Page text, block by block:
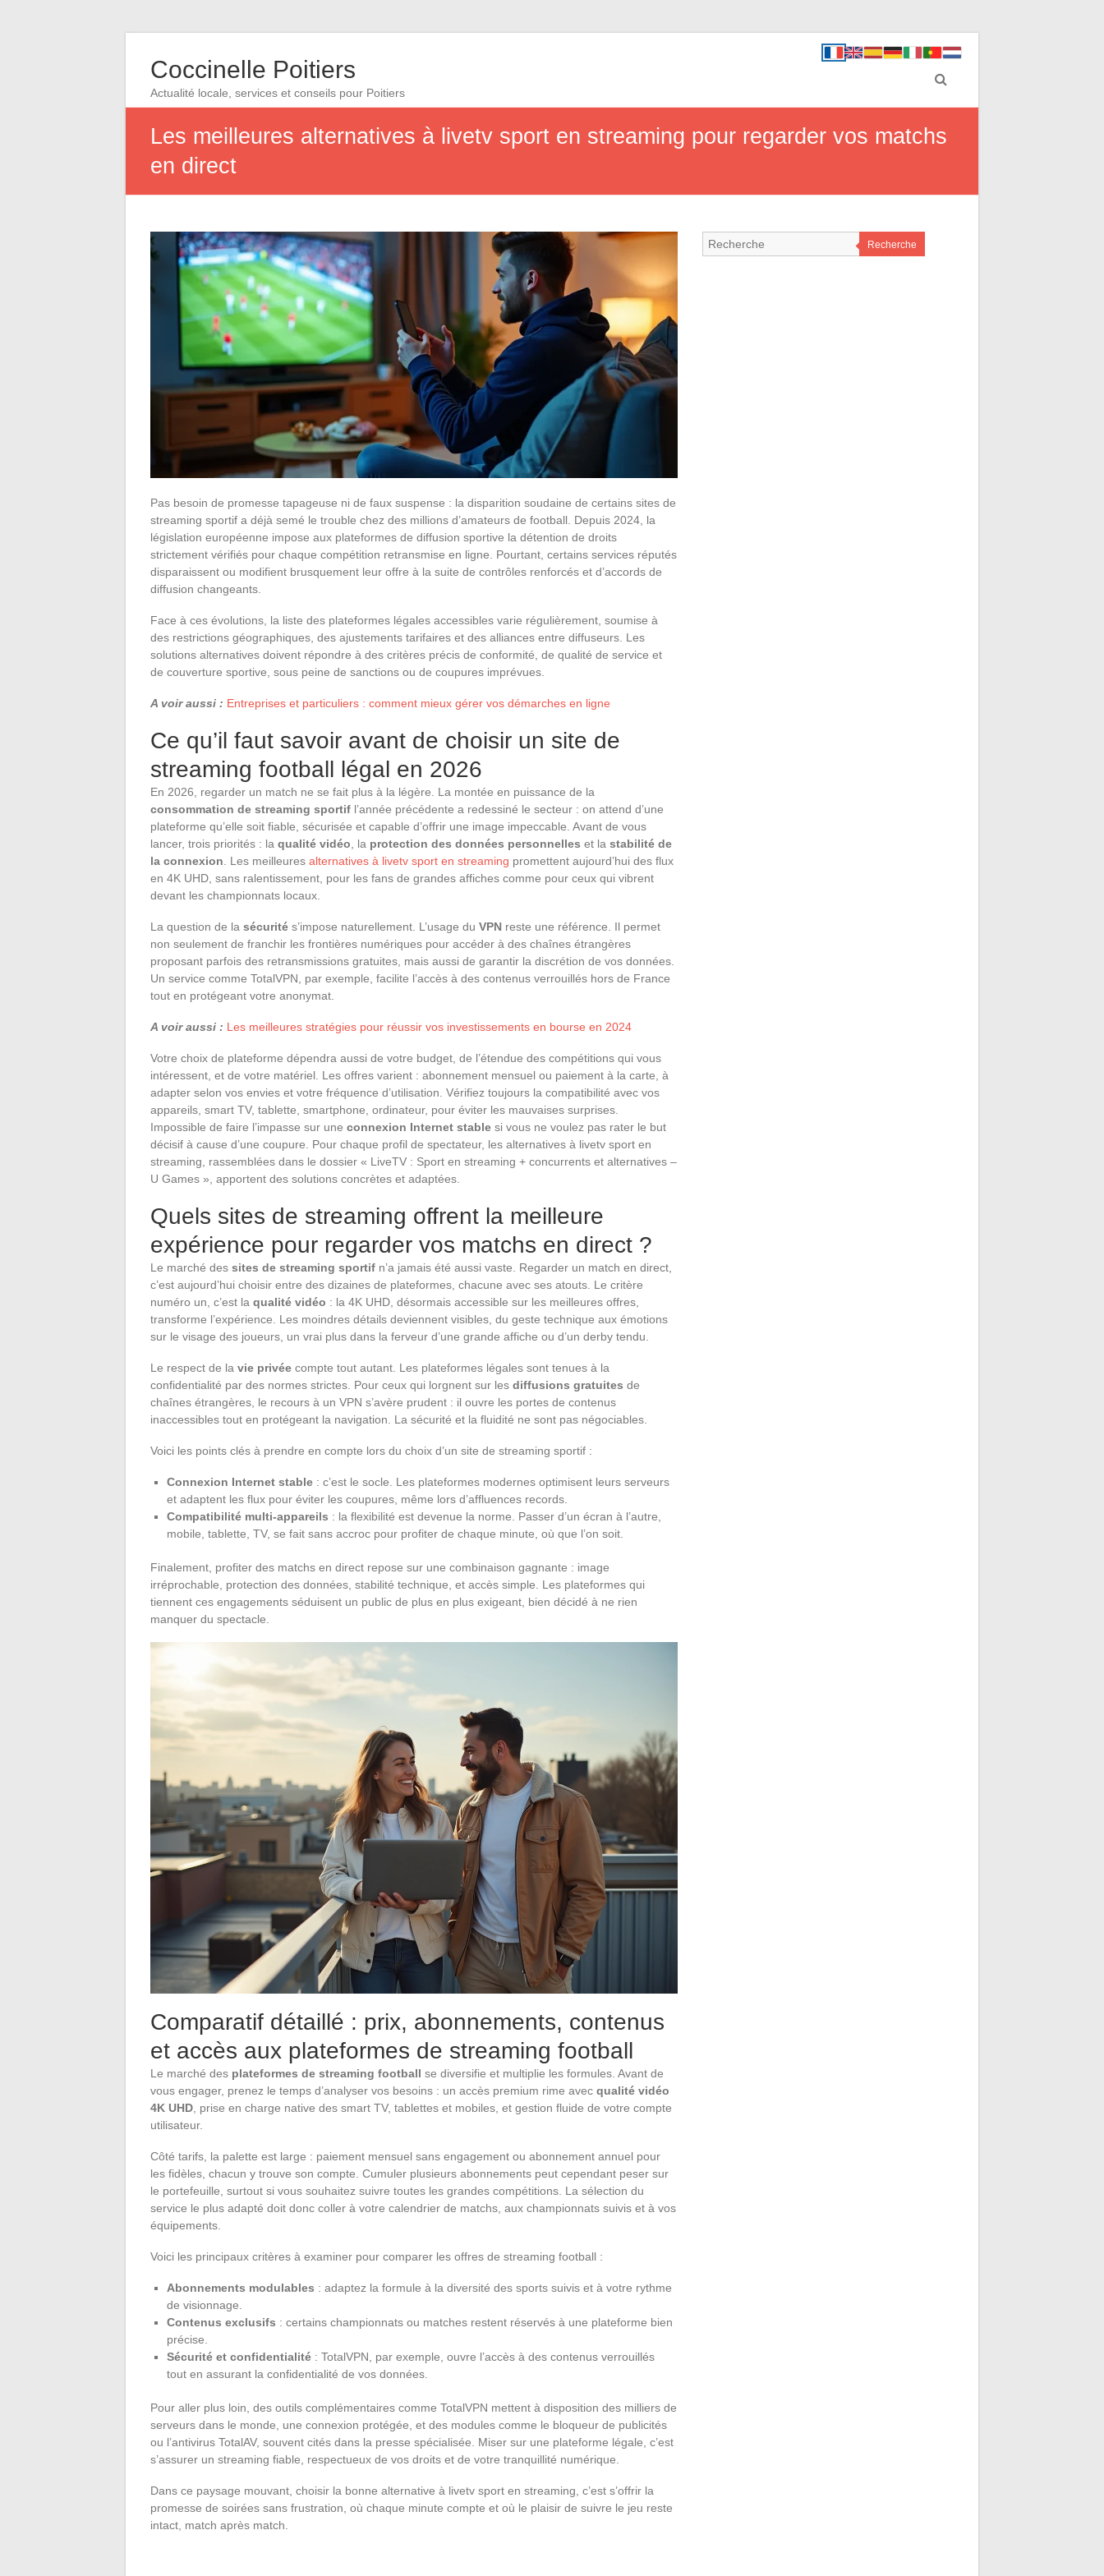
Coccinelle Poitiers
Actualité locale, services et conseils pour Poitiers
Les meilleures alternatives à livetv sport en streaming pour regarder vos matchs
en direct
Pas besoin de promesse tapageuse ni de faux suspense : la disparition soudaine de certains sites de
streaming sportif a déjà semé le trouble chez des millions d’amateurs de football. Depuis 2024, la
législation européenne impose aux plateformes de diffusion sportive la détention de droits
strictement vérifiés pour chaque compétition retransmise en ligne. Pourtant, certains services réputés
disparaissent ou modifient brusquement leur offre à la suite de contrôles renforcés et d’accords de
diffusion changeants.
Face à ces évolutions, la liste des plateformes légales accessibles varie régulièrement, soumise à
des restrictions géographiques, des ajustements tarifaires et des alliances entre diffuseurs. Les
solutions alternatives doivent répondre à des critères précis de conformité, de qualité de service et
de couverture sportive, sous peine de sanctions ou de coupures imprévues.
A voir aussi : Entreprises et particuliers : comment mieux gérer vos démarches en ligne
Ce qu’il faut savoir avant de choisir un site de
streaming football légal en 2026
En 2026, regarder un match ne se fait plus à la légère. La montée en puissance de la
consommation de streaming sportif l’année précédente a redessiné le secteur : on attend d’une
plateforme qu’elle soit fiable, sécurisée et capable d’offrir une image impeccable. Avant de vous
lancer, trois priorités : la qualité vidéo , la protection des données personnelles et la stabilité de
la connexion . Les meilleures alternatives à livetv sport en streaming promettent aujourd’hui des flux
en 4K UHD, sans ralentissement, pour les fans de grandes affiches comme pour ceux qui vibrent
devant les championnats locaux.
La question de la sécurité s’impose naturellement. L’usage du VPN reste une référence. Il permet
non seulement de franchir les frontières numériques pour accéder à des chaînes étrangères
proposant parfois des retransmissions gratuites, mais aussi de garantir la discrétion de vos données.
Un service comme TotalVPN, par exemple, facilite l’accès à des contenus verrouillés hors de France
tout en protégeant votre anonymat.
A voir aussi : Les meilleures stratégies pour réussir vos investissements en bourse en 2024
Votre choix de plateforme dépendra aussi de votre budget, de l’étendue des compétitions qui vous
intéressent, et de votre matériel. Les offres varient : abonnement mensuel ou paiement à la carte, à
adapter selon vos envies et votre fréquence d’utilisation. Vérifiez toujours la compatibilité avec vos
appareils, smart TV, tablette, smartphone, ordinateur, pour éviter les mauvaises surprises.
Impossible de faire l’impasse sur une connexion Internet stable si vous ne voulez pas rater le but
décisif à cause d’une coupure. Pour chaque profil de spectateur, les alternatives à livetv sport en
streaming, rassemblées dans le dossier « LiveTV : Sport en streaming + concurrents et alternatives –
U Games », apportent des solutions concrètes et adaptées.
Quels sites de streaming offrent la meilleure
expérience pour regarder vos matchs en direct ?
Le marché des sites de streaming sportif n’a jamais été aussi vaste. Regarder un match en direct,
c’est aujourd’hui choisir entre des dizaines de plateformes, chacune avec ses atouts. Le critère
numéro un, c’est la qualité vidéo : la 4K UHD, désormais accessible sur les meilleures offres,
transforme l’expérience. Les moindres détails deviennent visibles, du geste technique aux émotions
sur le visage des joueurs, un vrai plus dans la ferveur d’une grande affiche ou d’un derby tendu.
Le respect de la vie privée compte tout autant. Les plateformes légales sont tenues à la
confidentialité par des normes strictes. Pour ceux qui lorgnent sur les diffusions gratuites de
chaînes étrangères, le recours à un VPN s’avère prudent : il ouvre les portes de contenus
inaccessibles tout en protégeant la navigation. La sécurité et la fluidité ne sont pas négociables.
Voici les points clés à prendre en compte lors du choix d’un site de streaming sportif :
Connexion Internet stable : c’est le socle. Les plateformes modernes optimisent leurs serveurs
et adaptent les flux pour éviter les coupures, même lors d’affluences records.
Compatibilité multi-appareils : la flexibilité est devenue la norme. Passer d’un écran à l’autre,
mobile, tablette, TV, se fait sans accroc pour profiter de chaque minute, où que l’on soit.
Finalement, profiter des matchs en direct repose sur une combinaison gagnante : image
irréprochable, protection des données, stabilité technique, et accès simple. Les plateformes qui
tiennent ces engagements séduisent un public de plus en plus exigeant, bien décidé à ne rien
manquer du spectacle.
Comparatif détaillé : prix, abonnements, contenus
et accès aux plateformes de streaming football
Le marché des plateformes de streaming football se diversifie et multiplie les formules. Avant de
vous engager, prenez le temps d’analyser vos besoins : un accès premium rime avec qualité vidéo
4K UHD , prise en charge native des smart TV, tablettes et mobiles, et gestion fluide de votre compte
utilisateur.
Côté tarifs, la palette est large : paiement mensuel sans engagement ou abonnement annuel pour
les fidèles, chacun y trouve son compte. Cumuler plusieurs abonnements peut cependant peser sur
le portefeuille, surtout si vous souhaitez suivre toutes les grandes compétitions. La sélection du
service le plus adapté doit donc coller à votre calendrier de matchs, aux championnats suivis et à vos
équipements.
Voici les principaux critères à examiner pour comparer les offres de streaming football :
Abonnements modulables : adaptez la formule à la diversité des sports suivis et à votre rythme
de visionnage.
Contenus exclusifs : certains championnats ou matches restent réservés à une plateforme bien
précise.
Sécurité et confidentialité : TotalVPN, par exemple, ouvre l’accès à des contenus verrouillés
tout en assurant la confidentialité de vos données.
Pour aller plus loin, des outils complémentaires comme TotalVPN mettent à disposition des milliers de
serveurs dans le monde, une connexion protégée, et des modules comme le bloqueur de publicités
ou l’antivirus TotalAV, souvent cités dans la presse spécialisée. Miser sur une plateforme légale, c’est
s’assurer un streaming fiable, respectueux de vos droits et de votre tranquillité numérique.
Dans ce paysage mouvant, choisir la bonne alternative à livetv sport en streaming, c’est s’offrir la
promesse de soirées sans frustration, où chaque minute compte et où le plaisir de suivre le jeu reste
intact, match après match.
Recherche